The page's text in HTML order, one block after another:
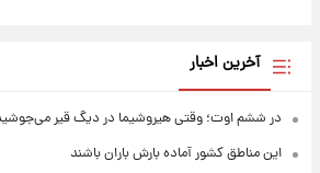
آخرین اخبار
در ششم اوت؛ وقتی هیروشیما در دیگ قیر
این مناطق کشور آماده بارش باران باشند